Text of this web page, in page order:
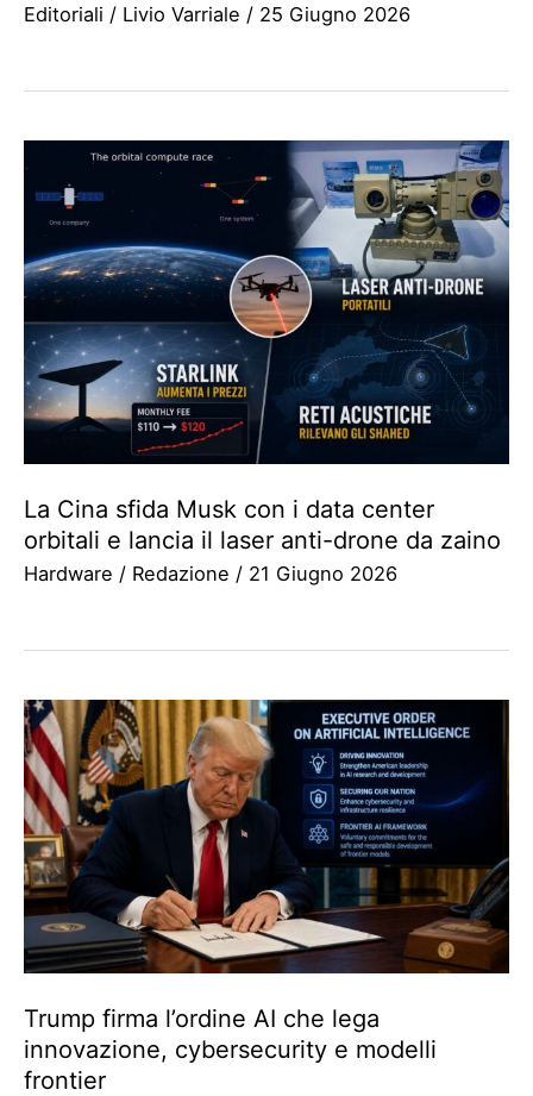
Editoriali / Livio Varriale / 25 Giugno 2026
La Cina sfida Musk con i data center
orbitali e lancia il laser anti-drone da zaino
Hardware / Redazione / 21 Giugno 2026
Trump firma l’ordine AI che lega
innovazione, cybersecurity e modelli
frontier